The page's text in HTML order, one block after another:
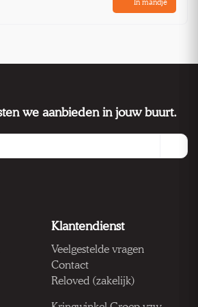
In mandje
we aanbieden in jouw buurt.
Klantendienst
Veelgestelde vragen
Contact
Reloved (zakelijk)